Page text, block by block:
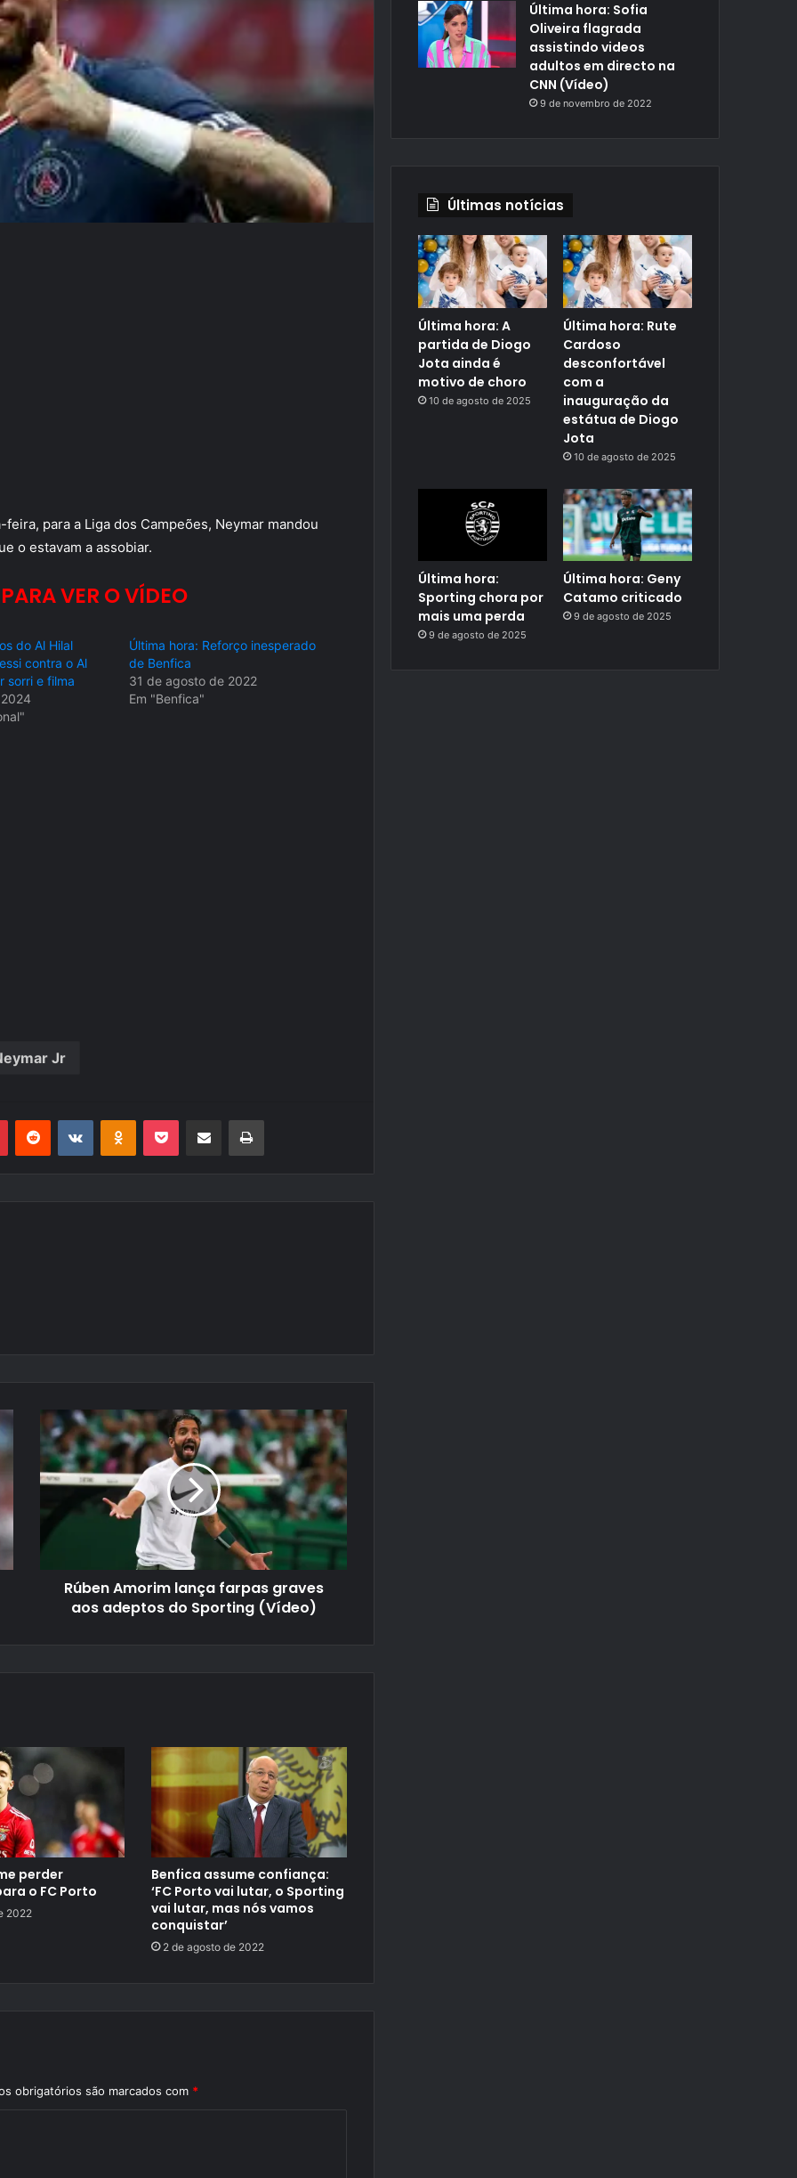
para a Liga dos Campeões, Neymar mandou
o estavam a assobiar.
VER O VÍDEO
do Al Hilal
contra o Al
sorri e filma
Última hora: Reforço inesperado
de Benfica
31 de agosto de 2022
Em "Benfica"
Jr
PinterestReddit VK OK Pocket Compartilhar via e-mail Imprimir
Rúben Amorim lança farpas graves
aos adeptos do Sporting (Vídeo)
perder
o FC Porto
2022
Benfica assume confiança:
‘FC Porto vai lutar, o Sporting
vai lutar, mas nós vamos
conquistar’
2 de agosto de 2022
obrigatórios são marcados com *
Última hora: Sofia
Oliveira flagrada
assistindo videos
adultos em directo na
CNN (Vídeo)
9 de novembro de 2022
Últimas notícias
Última hora: A
partida de Diogo
Jota ainda é
motivo de choro
10 de agosto de 2025
Última hora: Rute
Cardoso
desconfortável
com a
inauguração da
estátua de Diogo
Jota
10 de agosto de 2025
Última hora:
Sporting chora por
mais uma perda
9 de agosto de 2025
Última hora: Geny
Catamo criticado
9 de agosto de 2025